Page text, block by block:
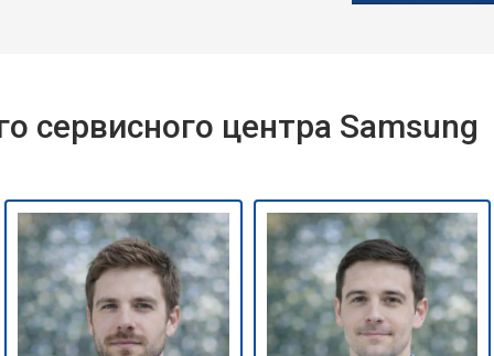
сервисного центра Samsung